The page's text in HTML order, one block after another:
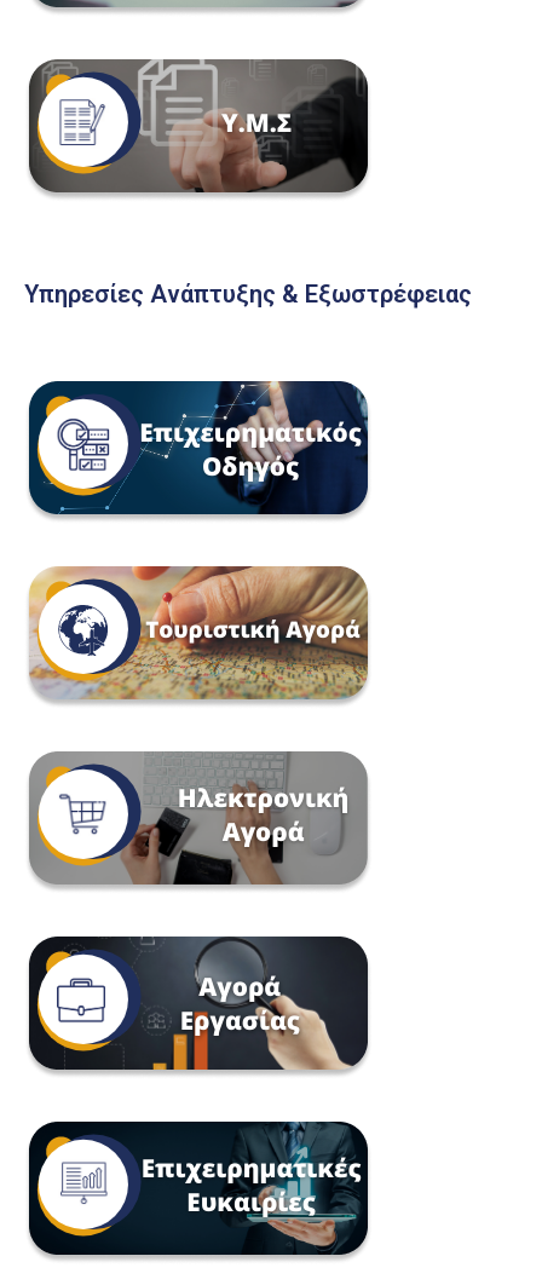
Υπηρεσίες Ανάπτυξης & Εξωστρέφειας